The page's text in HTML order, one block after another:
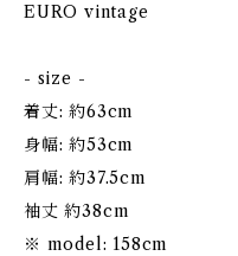
EURO vintage
- size -
着丈: 約63cm
身幅: 約53cm
肩幅: 約37.5cm
袖丈 約38cm
※ model: 158cm